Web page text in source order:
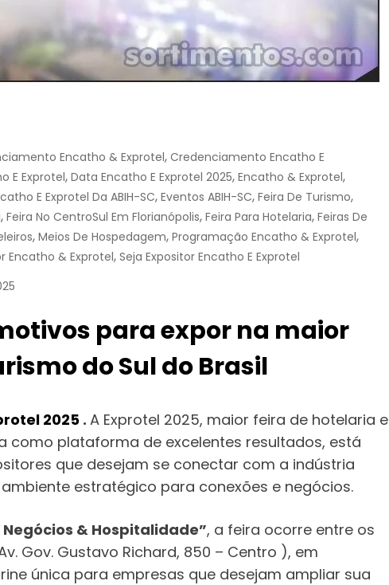
Encatho & Exprotel, Credenciamento Encatho E
E Exprotel, Data Encatho E Exprotel 2025, Encatho & Exprotel,
E Exprotel Da ABIH-SC, Eventos ABIH-SC, Feira De Turismo,
, Feira No CentroSul Em Florianópolis, Feira Para Hotelaria, Feiras De
, Meios De Hospedagem, Programação Encatho & Exprotel,
Encatho & Exprotel, Seja Expositor Encatho E Exprotel
para expor na maior
do Sul do Brasil
2025 . A Exprotel 2025, maior feira de hotelaria e
como plataforma de excelentes resultados, está
que desejam se conectar com a indústria
estratégico para conexões e negócios.
& Hospitalidade”, a feira ocorre entre os
Gov. Gustavo Richard, 850 – Centro ), em
única para empresas que desejam ampliar sua